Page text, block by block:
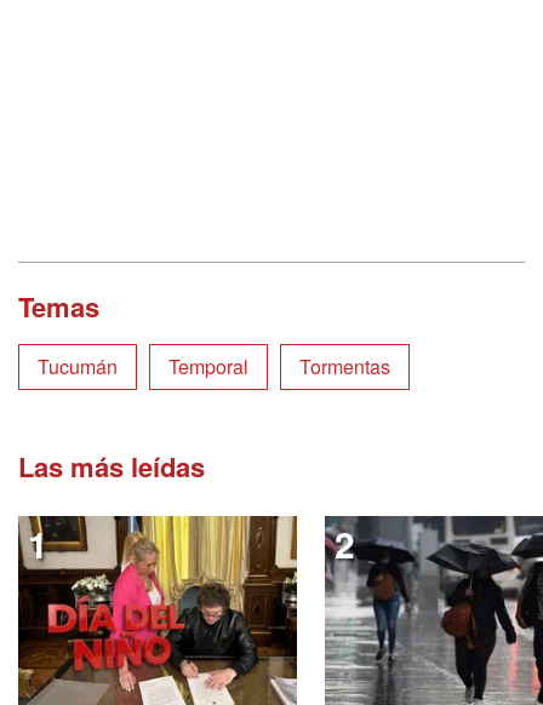
Temas
Tucumán Temporal Tormentas
Las más leídas